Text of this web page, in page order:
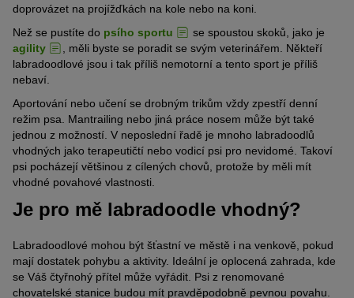
doprovázet na projížďkách na kole nebo na koni.
Než se pustíte do psího sportu
se spoustou skoků, jako je
agility
, měli byste se poradit se svým veterinářem. Někteří
labradoodlové jsou i tak příliš nemotorní a tento sport je příliš
nebaví.
Aportování nebo učení se drobným trikům vždy zpestří denní
režim psa. Mantrailing nebo jiná práce nosem může být také
jednou z možností. V neposlední řadě je mnoho labradoodlů
vhodných jako terapeutičtí nebo vodicí psi pro nevidomé. Takoví
psi pocházejí většinou z cílených chovů, protože by měli mít
vhodné povahové vlastnosti.
Je pro mě labradoodle vhodný?
Labradoodlové mohou být šťastní ve městě i na venkově, pokud
mají dostatek pohybu a aktivity. Ideální je oplocená zahrada, kde
se Váš čtyřnohý přítel může vyřádit. Psi z renomované
chovatelské stanice budou mít pravděpodobně pevnou povahu.